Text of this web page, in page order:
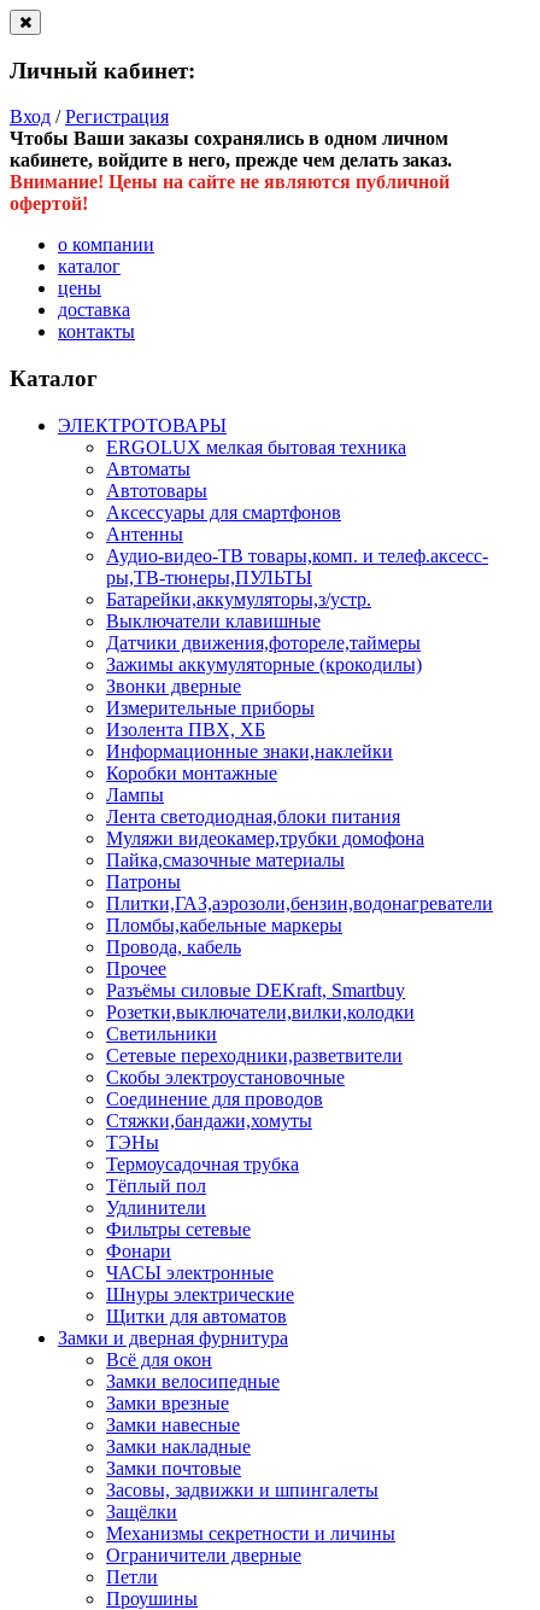
Личный кабинет:
Вход /Регистрация
Чтобы Ваши заказы сохранялись в одном личном
кабинете, войдите в него, прежде чем делать заказ.
Внимание! Цены на сайте не являются публичной
офертой!
о компании
каталог
цены
доставка
контакты
Каталог
ЭЛЕКТРОТОВАРЫ
ERGOLUX мелкая бытовая техника
Автоматы
Автотовары
Аксессуары для смартфонов
Антенны
Аудио-видео-ТВ товары,комп. и телеф.аксесс-
ры,ТВ-тюнеры,ПУЛЬТЫ
Батарейки,аккумуляторы,з/устр.
Выключатели клавишные
Датчики движения,фотореле,таймеры
Зажимы аккумуляторные (крокодилы)
Звонки дверные
Измерительные приборы
Изолента ПВХ, ХБ
Информационные знаки,наклейки
Коробки монтажные
Лампы
Лента светодиодная,блоки питания
Муляжи видеокамер,трубки домофона
Пайка,смазочные материалы
Патроны
Плитки,ГАЗ,аэрозоли,бензин,водонагреватели
Пломбы,кабельные маркеры
Провода, кабель
Прочее
Разъёмы силовые DEKraft, Smartbuy
Розетки,выключатели,вилки,колодки
Светильники
Сетевые переходники,разветвители
Скобы электроустановочные
Соединение для проводов
Стяжки,бандажи,хомуты
ТЭНы
Термоусадочная трубка
Тёплый пол
Удлинители
Фильтры сетевые
Фонари
ЧАСЫ электронные
Шнуры электрические
Щитки для автоматов
Замки и дверная фурнитура
Всё для окон
Замки велосипедные
Замки врезные
Замки навесные
Замки накладные
Замки почтовые
Засовы, задвижки и шпингалеты
Защёлки
Механизмы секретности и личины
Ограничители дверные
Петли
Проушины